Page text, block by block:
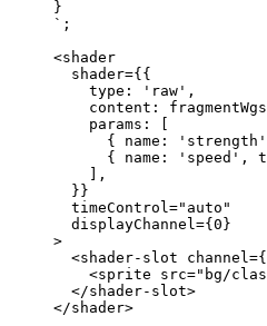
}
` ;
<shader
shader={ {
type:
' raw ' ,
content:
params:
{ name:
' strength '
{ name:
' speed ' ,
,
} }
timeControl =" auto "
displayChannel ={ 0 }
>
<shader-slot channel ={
<sprite src=" bg/
</shader-slot>
</shader>